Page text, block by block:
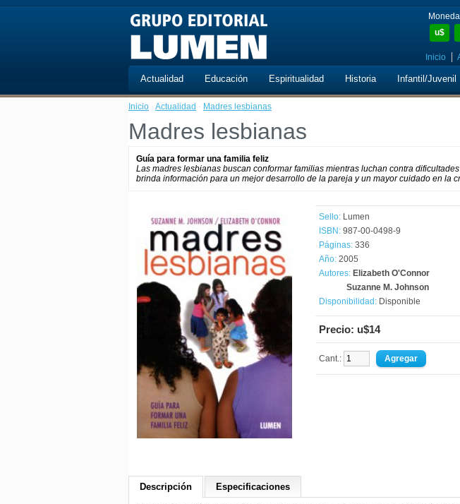
Moneda
u$
Inicio
Actualidad Educación Espiritualidad Historia Infantil/Juvenil
Inicio · Actualidad · Madres lesbianas
Madres lesbianas
Guía para formar una familia feliz
Las madres lesbianas buscan conformar familias mientras luchan contra
brinda información para un mejor desarrollo de la pareja y un mayor cuidado en la
Sello: Lumen
ISBN: 987-00-0498-9
Páginas: 336
Año: 2005
Autores: Elizabeth O'Connor
Suzanne M. Johnson
Disponibilidad: Disponible
Precio: u$14
Cant.:
Descripción Especificaciones